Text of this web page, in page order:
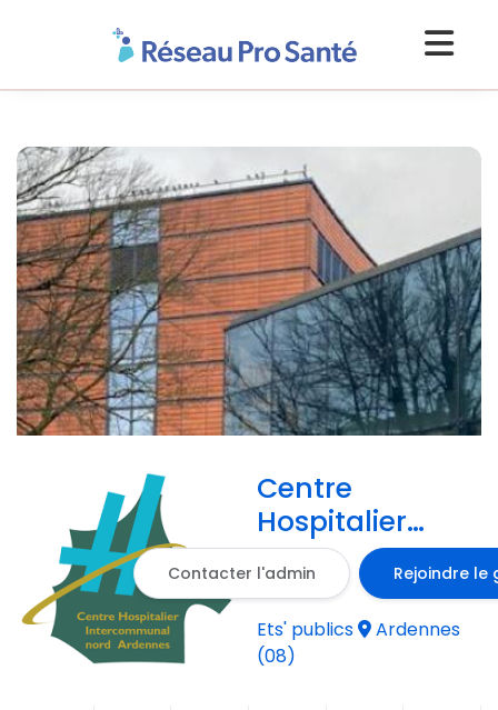
Centre
Hospitalier
Intercommunal
Nord
Ardennes
Contacter l'admin Rejoindre le
Ets' publics
Ardennes
(08)